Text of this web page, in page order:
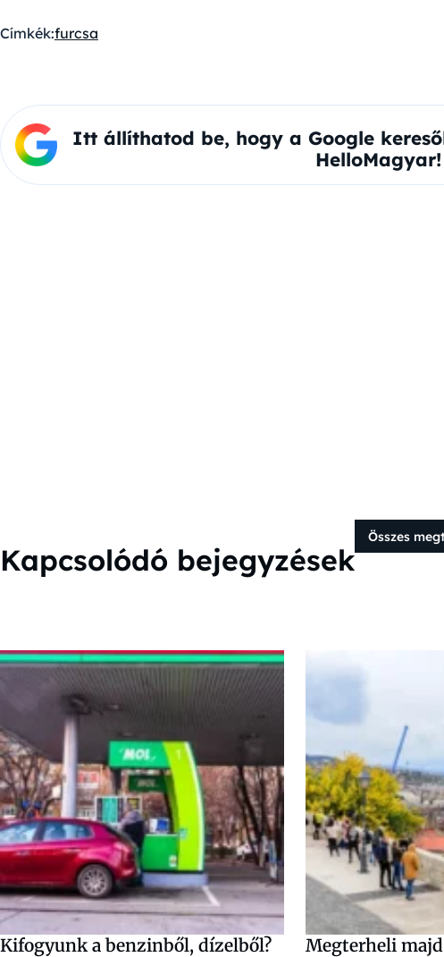
Címkék:furcsa
Itt állíthatod be, hogy a Google
HelloMagyar!
Kapcsolódó bejegyzések
Összes
Kifogyunk a benzinből, dízelből? Megterheli